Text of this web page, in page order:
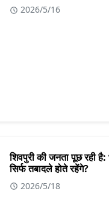
2026/5/16
शिवपुरी की जनता पूछ रही है:
सिर्फ तबादले होते रहेंगे?
2026/5/18